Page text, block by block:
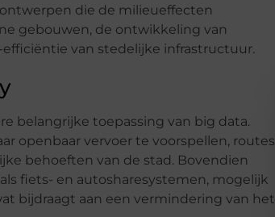
die de milieueffecten
gebouwen, de ontwikkeling van
van stedelijke infrastructuur.
belangrijke toepassing van big data.
openbaar vervoer te voorspellen, routes
behoeften van de stad. Bovendien
fiets- en autosharesystemen, mogelijk
bijdraagt aan een vermindering van het